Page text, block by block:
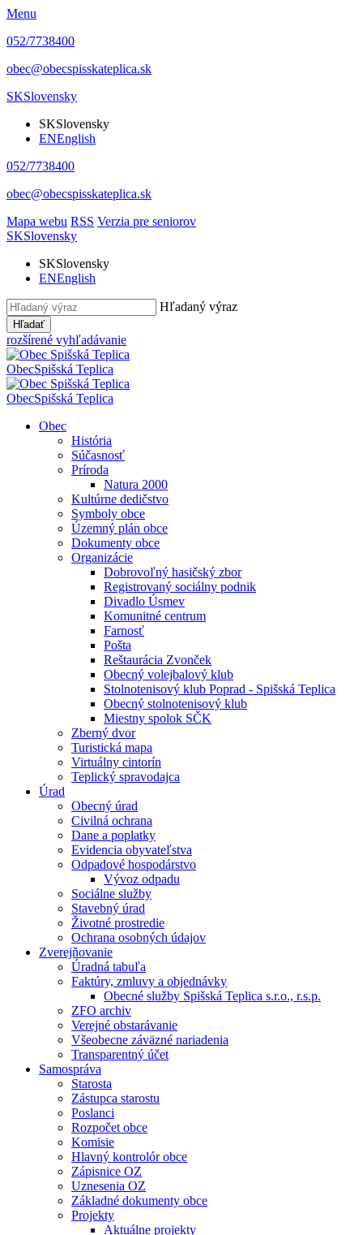
Menu
052/7738400
obec@obecspisskateplica.sk
SKSlovensky
SKSlovensky
ENEnglish
052/7738400
obec@obecspisskateplica.sk
Mapa webu RSS Verzia pre seniorov
SKSlovensky
SKSlovensky
ENEnglish
Hľadaný výraz
Hľadať
rozšírené vyhľadávanie
ObecSpišská Teplica
ObecSpišská Teplica
Obec
História
Súčasnosť
Príroda
Natura 2000
Kultúrne dedičstvo
Symboly obce
Územný plán obce
Dokumenty obce
Organizácie
Dobrovoľný hasičský zbor
Registrovaný sociálny podnik
Divadlo Úsmev
Komunitné centrum
Farnosť
Pošta
Reštaurácia Zvonček
Obecný volejbalový klub
Stolnotenisový klub Poprad - Spišská Teplica
Obecný stolnotenisový klub
Miestny spolok SČK
Zberný dvor
Turistická mapa
Virtuálny cintorín
Teplický spravodajca
Úrad
Obecný úrad
Civilná ochrana
Dane a poplatky
Evidencia obyvateľstva
Odpadové hospodárstvo
Vývoz odpadu
Sociálne služby
Stavebný úrad
Životné prostredie
Ochrana osobných údajov
Zverejňovanie
Úradná tabuľa
Faktúry, zmluvy a objednávky
Obecné služby Spišská Teplica s.r.o., r.s.p.
ZFO archiv
Verejné obstarávanie
Všeobecne záväzné nariadenia
Transparentný účet
Samospráva
Starosta
Zástupca starostu
Poslanci
Rozpočet obce
Komisie
Hlavný kontrolór obce
Zápisnice OZ
Uznesenia OZ
Základné dokumenty obce
Projekty
Aktuálne projekty